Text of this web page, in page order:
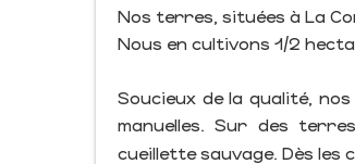
Nos terres, situées à La
Nous en cultivons 1/2
Soucieux de la qualité,
manuelles. Sur des
cueillette sauvage. Dès les